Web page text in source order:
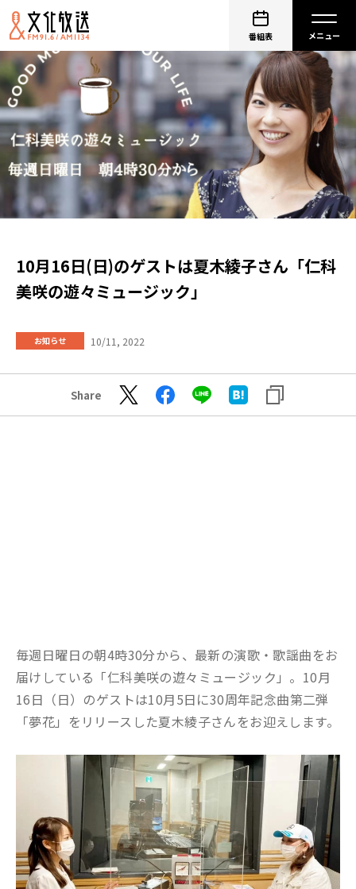
番組表
10月16日(日)のゲストは夏木綾子さん「仁科
美咲の遊々ミュージック」
お知らせ 10/11, 2022
Share
毎週日曜日の朝4時30分から、最新の演歌・歌謡曲をお
届けしている「仁科美咲の遊々ミュージック」。10月
16日（日）のゲストは10月5日に30周年記念曲第二弾
「夢花」をリリースした夏木綾子さんをお迎えします。